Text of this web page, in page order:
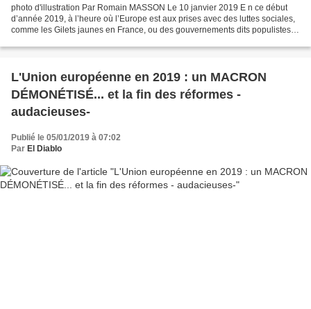
photo d'illustration Par Romain MASSON Le 10 janvier 2019 E n ce début
d’année 2019, à l’heure où l’Europe est aux prises avec des luttes sociales,
comme les Gilets jaunes en France, ou des gouvernements dits populistes,
L'Union européenne en 2019 : un MACRON
DÉMONÉTISÉ... et la fin des réformes -
audacieuses-
Publié le 05/01/2019 à 07:02
Par El Diablo